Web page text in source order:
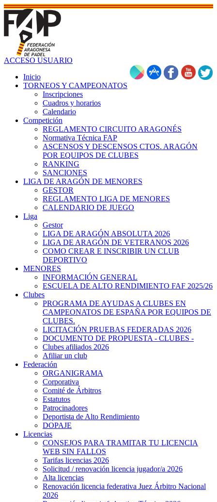
ACCESO USUARIO
Inicio
TORNEOS Y CAMPEONATOS
Inscripciones
Cuadros y horarios
Calendario
Competición
REGLAMENTO CIRCUITO ARAGONÉS
Normativa Técnica FAP
ASCENSOS Y DESCENSOS CTOS. ARAGÓN
POR EQUIPOS DE CLUBES
RANKING
SANCIONES
LIGA DE ARAGÓN DE MENORES
GESTOR
REGLAMENTO LIGA DE MENORES
CALENDARIO DE JUEGO
Liga
Gestor
LIGA DE ARAGÓN ABSOLUTA 2026
LIGA DE ARAGÓN DE VETERANOS 2026
COMO CREAR E INSCRIBIR UN CLUB
DEPORTIVO
MENORES
INFORMACIÓN GENERAL
ESCUELA DE ALTO RENDIMIENTO FAF 2025/26
Clubes
PROGRAMA DE AYUDAS A CLUBES EN
CAMPEONATOS DE ESPAÑA POR EQUIPOS DE
CLUBES.
LICITACIÓN PRUEBAS FEDERADAS 2026
DOCUMENTO DE PROPUESTA - CLUBES -
Clubes afiliados 2026
Afiliar un club
Federación
ORGANIGRAMA
Corporativa
Comité de Árbitros
Estatutos
Patrocinadores
Deportista de Alto Rendimiento
DOPAJE
Licencias
CONSEJOS PARA TRAMITAR TU LICENCIA
WEB SIN FALLOS
Tarifas licencias 2026
Solicitud / renovación licencia jugador/a 2026
Alta licencias
Renovación licencia federativa Juez Árbitro Nacional
2026